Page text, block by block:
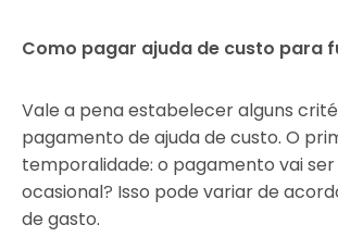
Como pagar ajuda de custo para
Vale a pena estabelecer alguns
pagamento de ajuda de custo. O
temporalidade: o pagamento vai
ocasional? Isso pode variar de
de gasto.